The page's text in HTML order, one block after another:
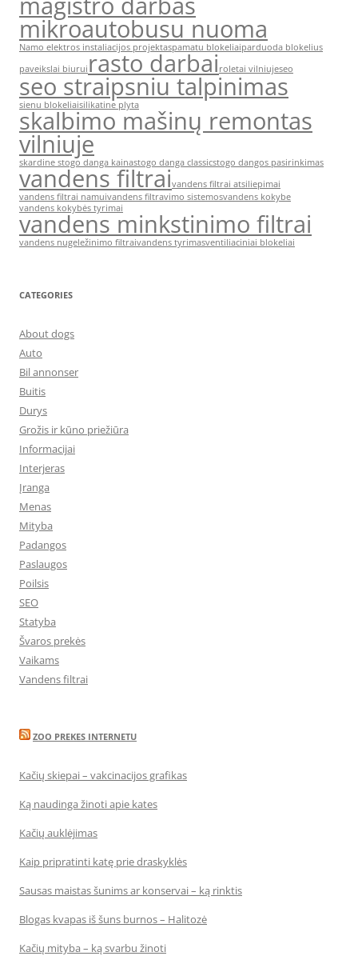
mikroautobusu nuoma
Namo elektros instaliacijos projektaspamatu blokeliaiparduoda blokelius
paveikslai biurui rasto darbai roletai vilniujeseo
seo straipsniu talpinimas
sienu blokeliaisilikatine plyta
skalbimo mašinų remontas
vilniuje
skardine stogo danga kainastogo danga classicstogo dangos pasirinkimas
vandens filtraivandens filtrai atsiliepimai
vandens filtrai namuivandens filtravimo sistemosvandens kokybe
vandens kokybės tyrimai
vandens minkstinimo filtrai
vandens nugeležinimo filtraivandens tyrimasventiliaciniai blokeliai
CATEGORIES
About dogs
Auto
Bil annonser
Buitis
Durys
Grožis ir kūno priežiūra
Informacijai
Interjeras
Įranga
Menas
Mityba
Padangos
Paslaugos
Poilsis
SEO
Statyba
Švaros prekės
Vaikams
Vandens filtrai
ZOO PREKES INTERNETU
Kačių skiepai – vakcinacijos grafikas
Ką naudinga žinoti apie kates
Kačių auklėjimas
Kaip pripratinti katę prie draskyklės
Sausas maistas šunims ar konservai – ką rinktis
Blogas kvapas iš šuns burnos – Halitozė
Kačių mityba – ką svarbu žinoti